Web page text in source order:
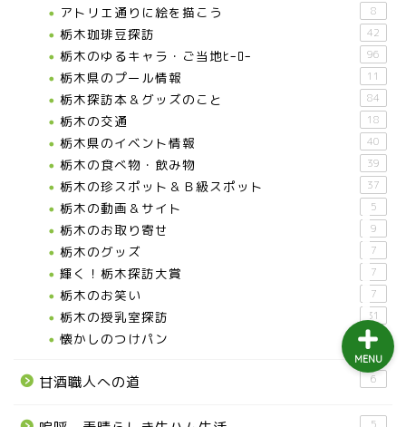
アトリエ通りに絵を描こう 8
栃木珈琲豆探訪 42
栃木のゆるキャラ・ご当地ﾋｰﾛｰ 96
栃木県のプール情報 11
栃木探訪本＆グッズのこと 84
栃木の交通 18
栃木県のイベント情報 40
栃木の食べ物・飲み物 39
栃木の珍スポット＆Ｂ級スポット 37
栃木の動画＆サイト 5
栃木のお取り寄せ 9
栃木のグッズ 7
輝く！栃木探訪大賞 7
栃木のお笑い 7
栃木の授乳室探訪 31
懐かしのつけパン 12
甘酒職人への道 6
MENU
日光アイスバックス
埼玉ブロンコス